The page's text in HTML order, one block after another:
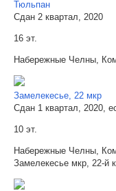
Тюльпан
Сдан 2 квартал, 2020
16 эт.
Набережные Челны,
Замелекесье, 22 мкр
Сдан 1 квартал, 2020,
10 эт.
Набережные Челны,
Замелекесье мкр, 22-й